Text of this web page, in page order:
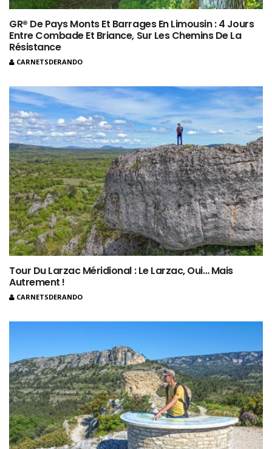
GR® De Pays Monts Et Barrages En Limousin : 4 Jours
Entre Combade Et Briance, Sur Les Chemins De La
Résistance
CARNETSDERANDO
Tour Du Larzac Méridional : Le Larzac, Oui… Mais
Autrement !
CARNETSDERANDO